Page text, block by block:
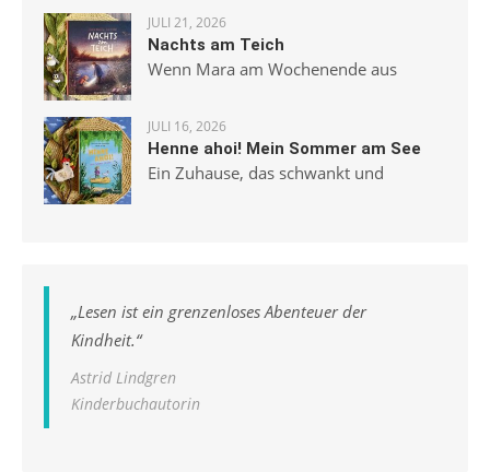
JULI 21, 2026
Nachts am Teich
Wenn Mara am Wochenende aus
JULI 16, 2026
Henne ahoi! Mein Sommer am See
Ein Zuhause, das schwankt und
„Lesen ist ein grenzenloses Abenteuer der
Kindheit.“
Astrid Lindgren
Kinderbuchautorin